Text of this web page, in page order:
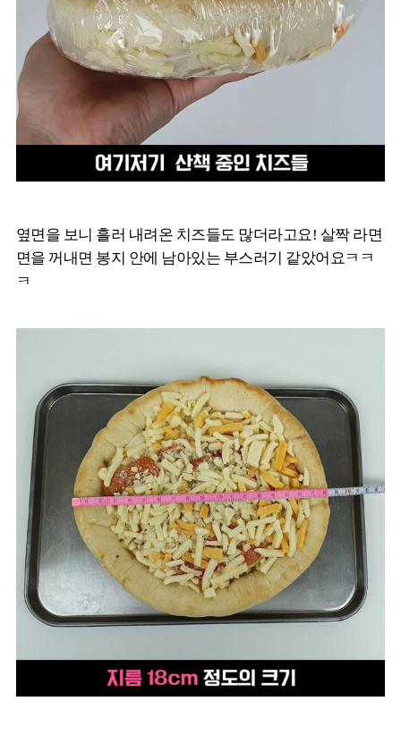
옆면을 보니 흘러 내려온 치즈들도 많더라고요! 살짝 라면
면을 꺼내면 봉지 안에 남아있는 부스러기 같았어요ㅋㅋ
ㅋ